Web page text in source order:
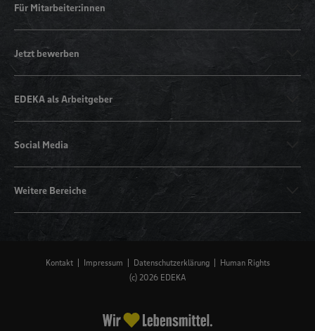
Für Mitarbeiter:innen
Jetzt bewerben
EDEKA als Arbeitgeber
Social Media
Weitere Bereiche
Kontakt Impressum Datenschutzerklärung
Human Rights
(c) 2026 EDEKA